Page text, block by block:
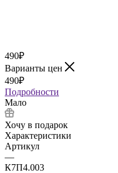
490₽
Варианты цен
490₽
Подробности
Мало
Хочу в подарок
Характеристики
Артикул
—
К7П4.003